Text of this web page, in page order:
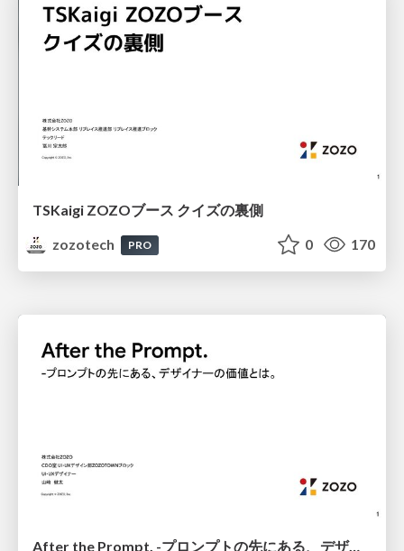
TSKaigi ZOZOブース クイズの裏側
zozotech
PRO 0 170
After the Prompt. -プロンプトの先にある、デザイナーの価値とは。